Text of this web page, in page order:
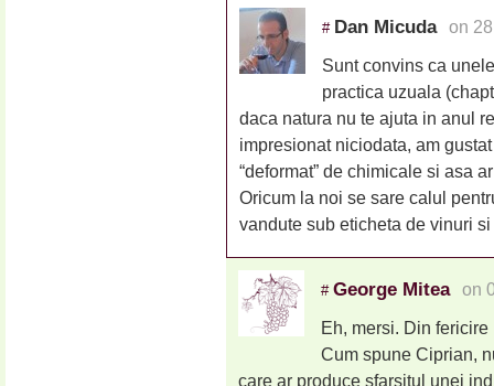
# Dan Micuda on
Sunt convins ca
practica uzuala
daca natura nu te ajuta in anul
impresionat niciodata, am
“deformat” de chimicale si asa
Oricum la noi se sare calul
vandute sub eticheta de vinuri
# George Mitea on
Eh, mersi. Din
Cum spune Ciprian,
care ar produce sfarsitul unei